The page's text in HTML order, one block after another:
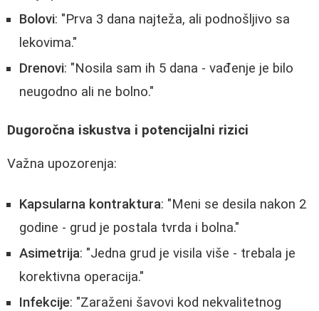
Bolovi: "Prva 3 dana najteža, ali podnošljivo sa
lekovima."
Drenovi: "Nosila sam ih 5 dana - vađenje je bilo
neugodno ali ne bolno."
Dugoročna iskustva i potencijalni rizici
Važna upozorenja:
Kapsularna kontraktura: "Meni se desila nakon 2
godine - grud je postala tvrda i bolna."
Asimetrija: "Jedna grud je visila više - trebala je
korektivna operacija."
Infekcije: "Zaraženi šavovi kod nekvalitetnog